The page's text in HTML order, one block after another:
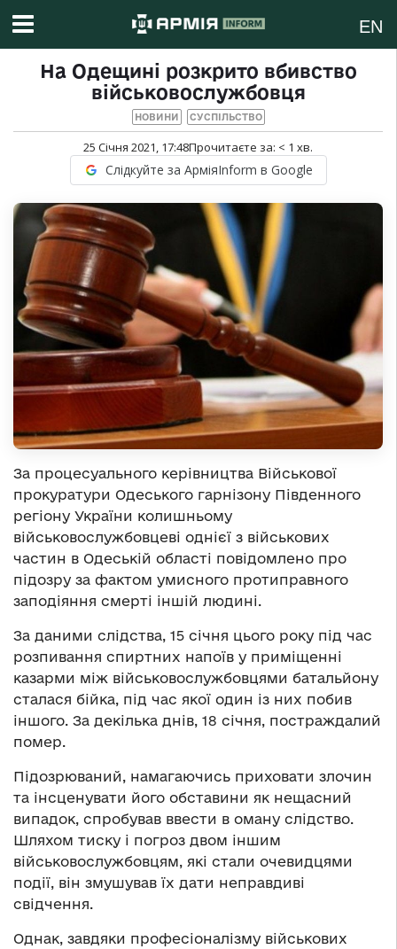
EN
На Одещині розкрито вбивство
військовослужбовця
НОВИНИ СУСПІЛЬСТВО
25 Січня 2021, 17:48Прочитаєте за: < 1 хв.
Слідкуйте за АрміяInform в Google
За процесуального керівництва Військової
прокуратури Одеського гарнізону Південного
регіону України колишньому
військовослужбовцеві однієї з військових
частин в Одеській області повідомлено про
підозру за фактом умисного протиправного
заподіяння смерті іншій людині.
За даними слідства, 15 січня цього року під час
розпивання спиртних напоїв у приміщенні
казарми між військовослужбовцями батальйону
сталася бійка, під час якої один із них побив
іншого. За декілька днів, 18 січня, постраждалий
помер.
Підозрюваний, намагаючись приховати злочин
та інсценувати його обставини як нещасний
випадок, спробував ввести в оману слідство.
Шляхом тиску і погроз двом іншим
військовослужбовцям, які стали очевидцями
події, він змушував їх дати неправдиві
свідчення.
Однак, завдяки професіоналізму військових